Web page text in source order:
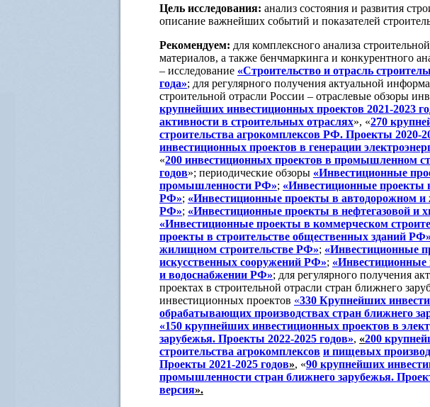
Цель исследования: анализ состояния и развития
описание важнейших событий и показателей
Рекомендуем: для комплексного анализа
материалов, а также бенчмаркинга и конкурентного
– исследование «Строительство и отрасль
года»; для регулярного получения актуальной
строительной отрасли России – отраслевые обзоры
крупнейших инвестиционных проектов 2021-2023
активности в строительных отраслях», «270
строительства агрокомплексов РФ. Проекты 2020-
инвестиционных проектов в генерации
«200 инвестиционных проектов в промышленном
годов»; периодические обзоры «Инвестиционные
промышленности РФ»; «Инвестиционные проекты
РФ»; «Инвестиционные проекты в автодорожном и
РФ»; «Инвестиционные проекты в нефтегазовой
«Инвестиционные проекты в коммерческом
проекты в строительстве общественных зданий РФ»
жилищном строительстве РФ»; «Инвестиционные
искусственных сооружений РФ»; «Инвестиционные
и водоснабжении РФ»; для регулярного получения
проектах в строительной отрасли стран ближнего
инвестиционных проектов «330 Крупнейших
обрабатывающих производствах стран ближнего
«150 крупнейших инвестиционных проектов в
зарубежья. Проекты 2022-2025 годов», «200
строительства агрокомплексов и пищевых
Проекты 2021-2025 годов», «90 крупнейших
промышленности стран ближнего зарубежья.
версия».